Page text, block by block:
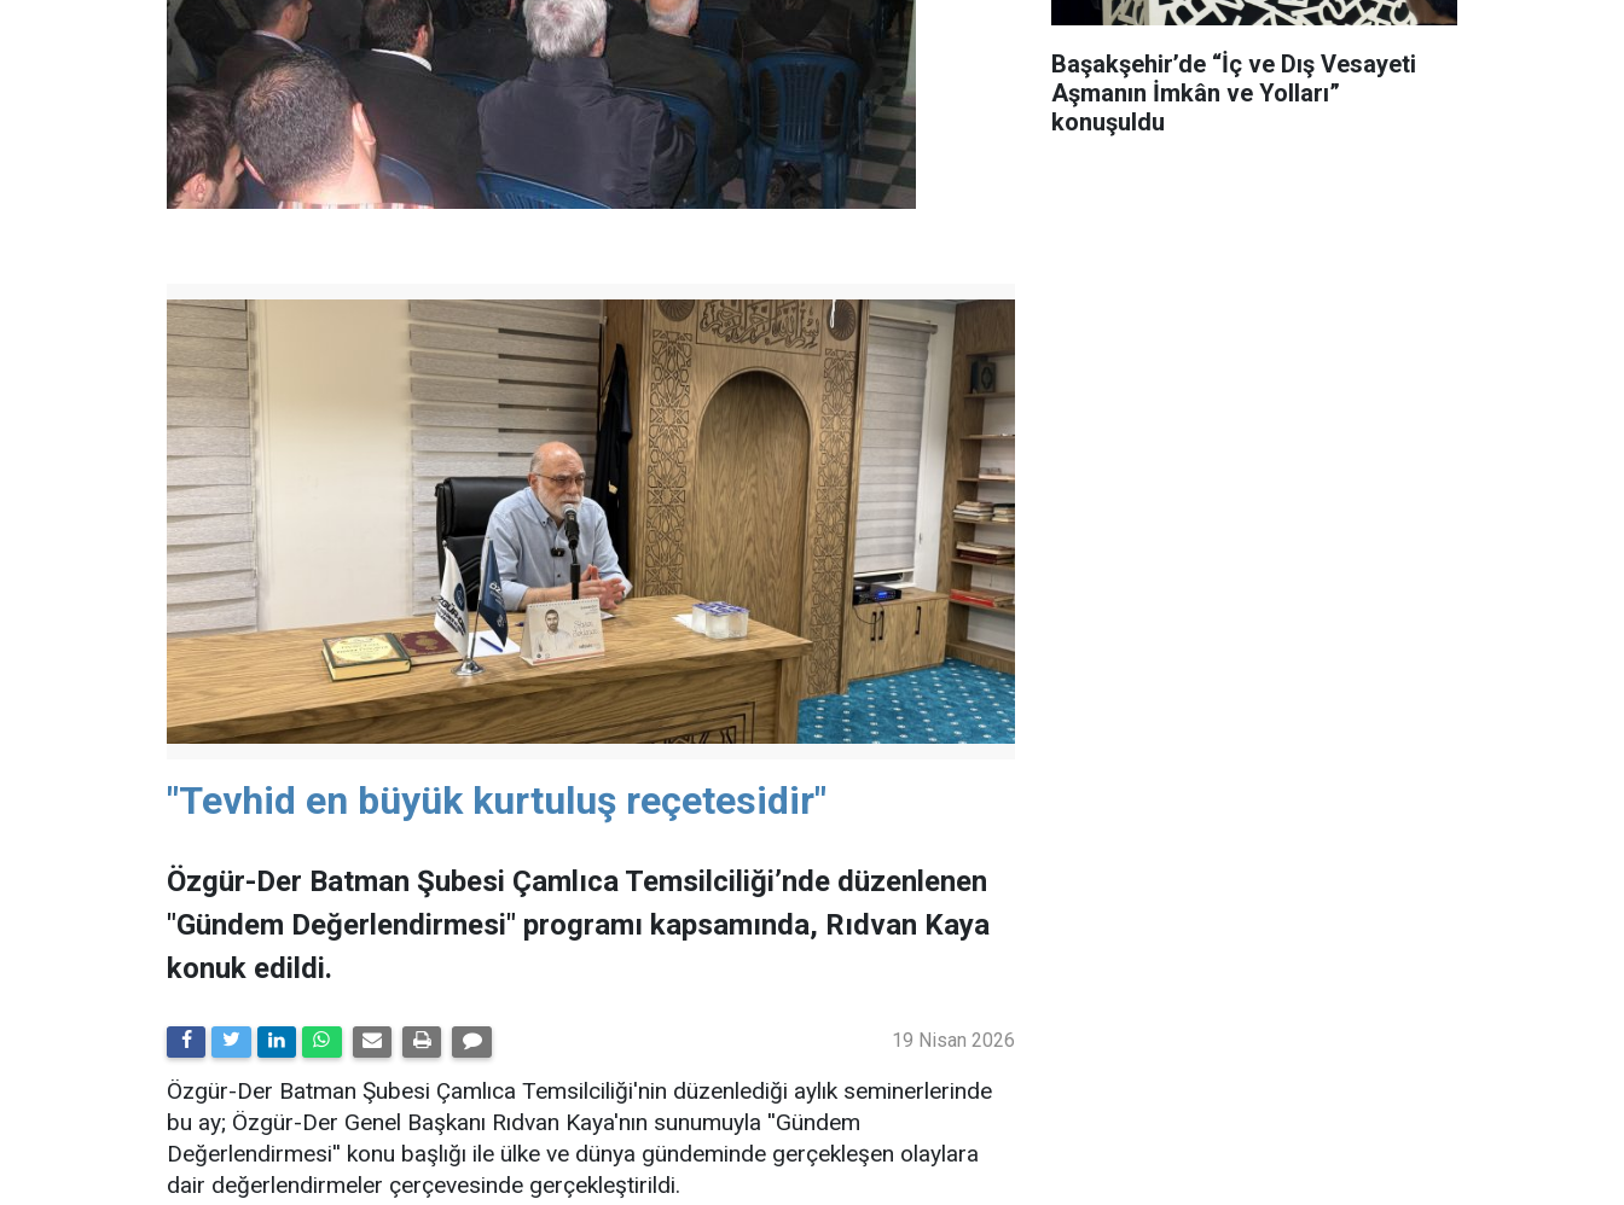
"Tevhid en büyük kurtuluş reçetesidir"
Özgür-Der Batman Şubesi Çamlıca Temsilciliği’nde düzenlenen
"Gündem Değerlendirmesi" programı kapsamında, Rıdvan Kaya
konuk edildi.
19 Nisan 2026
​Özgür-Der Batman Şubesi Çamlıca Temsilciliği'nin düzenlediği aylık seminerlerinde
bu ay; Özgür-Der Genel Başkanı Rıdvan Kaya'nın sunumuyla ''Gündem
Değerlendirmesi'' konu başlığı ile ülke ve dünya gündeminde gerçekleşen olaylara
dair değerlendirmeler çerçevesinde gerçekleştirildi.
Başakşehir’de “İç ve Dış Vesayeti
Aşmanın İmkân ve Yolları”
konuşuldu